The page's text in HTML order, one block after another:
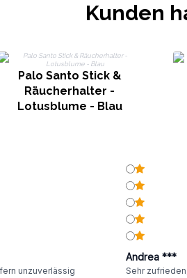
Kunden
Palo Santo Stick &
Räucherhalter -
Lotusblume - Blau
unzuverlässig
Andrea ***
Sehr